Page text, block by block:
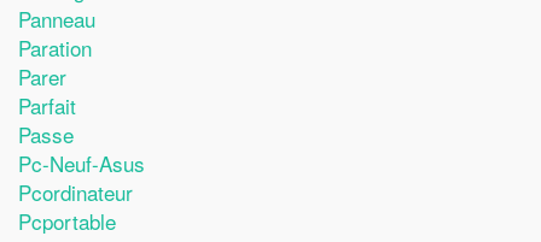
Panneau
Paration
Parer
Parfait
Passe
Pc-Neuf-Asus
Pcordinateur
Pcportable